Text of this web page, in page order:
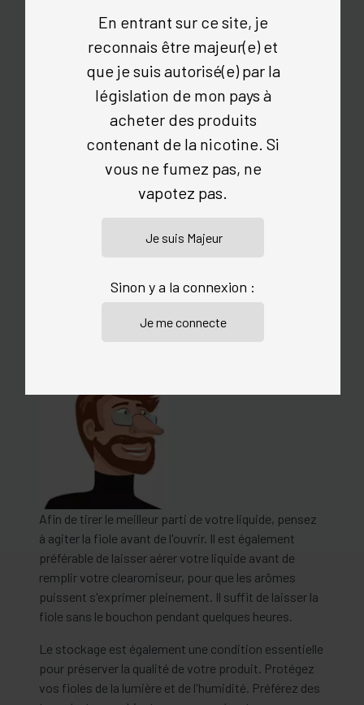
café, cacao, caramel,
noisette
Dosage PG/VG
Taux de nicotine (en
3 - 6 - 12 - 16
Volume (en ml) 10
Flacon avec sécurité
Afin de tirer le meilleur parti de votre liquide, pensez
à agiter la fiole avant de l'ouvrir. Il est également
préférable de laisser aérer votre liquide avant de
remplir votre clearomiseur, pour que les arômes
puissent s'exprimer pleinement. Il suffit de laisser la
fiole sans le bouchon pendant quelques heures.
Le stockage est également une condition essentielle
pour préserver la qualité de votre produit. Protégez
vos fioles de la lumière et de l'humidité. Préférez des
En entrant sur ce site, je
reconnais être majeur(e) et
que je suis autorisé(e) par la
législation de mon pays à
acheter des produits
contenant de la nicotine. Si
vous ne fumez pas, ne
vapotez pas.
Sinon y a la connexion :